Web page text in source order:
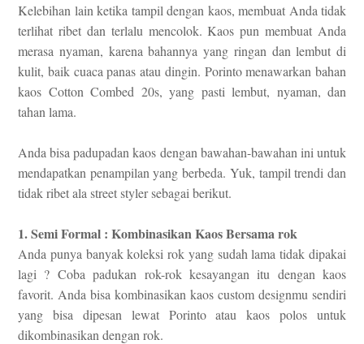
Kelebihan lain ketika tampil dengan kaos, membuat Anda tidak
terlihat ribet dan terlalu mencolok. Kaos pun membuat Anda
merasa nyaman, karena bahannya yang ringan dan lembut di
kulit, baik cuaca panas atau dingin. Porinto menawarkan bahan
kaos Cotton Combed 20s, yang pasti lembut, nyaman, dan
tahan lama.
Anda bisa padupadan kaos dengan bawahan-bawahan ini untuk
mendapatkan penampilan yang berbeda. Yuk, tampil trendi dan
tidak ribet ala street styler sebagai berikut.
1. Semi Formal : Kombinasikan Kaos Bersama rok
Anda punya banyak koleksi rok yang sudah lama tidak dipakai
lagi ? Coba padukan rok-rok kesayangan itu dengan kaos
favorit. Anda bisa kombinasikan kaos custom designmu sendiri
yang bisa dipesan lewat Porinto atau kaos polos untuk
dikombinasikan dengan rok.